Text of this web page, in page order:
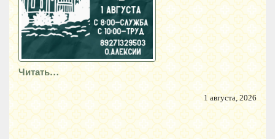
Читать…
1 августа, 2026